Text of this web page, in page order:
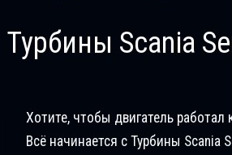
Турбины Scania
Хотите, чтобы двигатель работал
Всё начинается с Турбины Scania